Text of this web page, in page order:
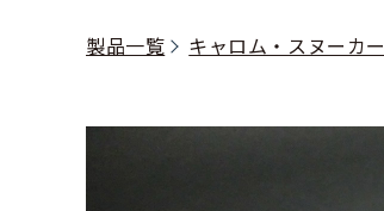
製品一覧 キャロム・スヌーカー